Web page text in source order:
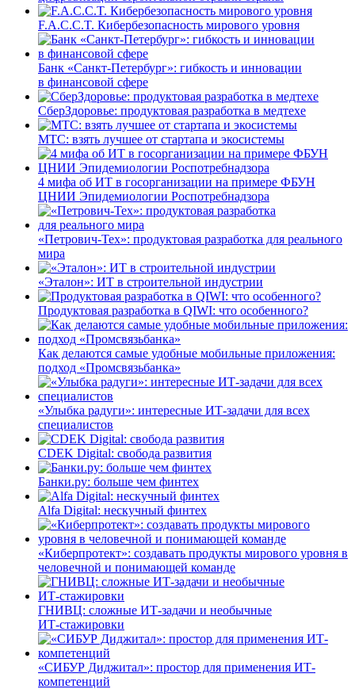
F.A.C.C.T. Кибербезопасность мирового уровня
Банк «Санкт-Петербург»: гибкость и инновации
в финансовой сфере
СберЗдоровье: продуктовая разработка в медтехе
МТС: взять лучшее от стартапа и экосистемы
4 мифа об ИТ в госорганизации на примере ФБУН
ЦНИИ Эпидемиологии Роспотребнадзора
«Петрович-Тех»: продуктовая разработка для реального
мира
«Эталон»: ИТ в строительной индустрии
Продуктовая разработка в QIWI: что особенного?
Как делаются самые удобные мобильные приложения:
подход «Промсвязьбанка»
«Улыбка радуги»: интересные ИТ-задачи для всех
специалистов
CDEK Digital: свобода развития
Банки.ру: больше чем финтех
Alfa Digital: нескучный финтех
«Киберпротект»: создавать продукты мирового уровня в
человечной и понимающей команде
ГНИВЦ: сложные ИТ‑задачи и необычные
ИТ‑стажировки
«СИБУР Диджитал»: простор для применения ИТ-
компетенций